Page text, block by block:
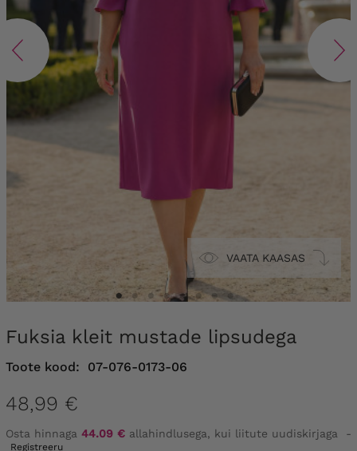
VAATA KAASAS
Fuksia kleit mustade lipsudega
Toote kood: 07-076-0173-06
48,99 €
Osta hinnaga 44.09 € allahindlusega, kui liitute uudiskirjaga -
Registreeru